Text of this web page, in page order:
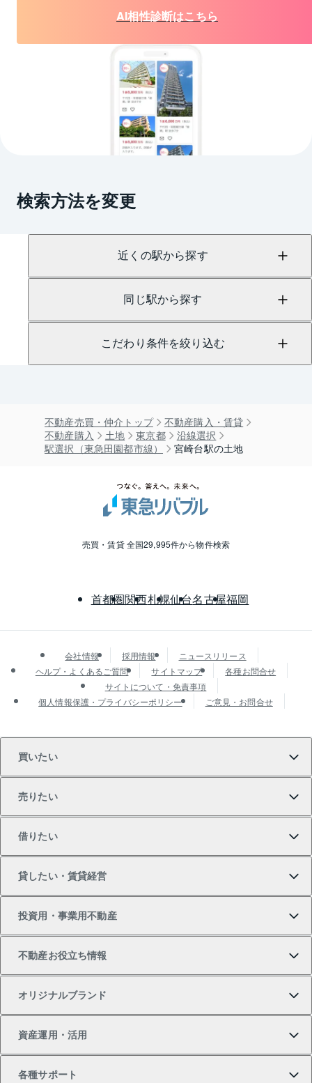
AI相性診断はこちら
検索方法を変更
近くの駅から探す
同じ駅から探す
こだわり条件を絞り込む
不動産売買・仲介トップ
不動産購入・賃貸
不動産購入
土地 東京都
沿線選択
駅選択（東急田園都市線）
宮崎台駅の土地
売買・賃貸 全国29,995件から物件検索
首都圏関西札幌仙台名古屋福岡
会社情報 採用情報
ニュースリリース
ヘルプ・よくあるご質問
サイトマップ
各種お問合せ
サイトについて・免責事項
個人情報保護・プライバシーポリシー
ご意見・お問合せ
買いたい
新築・分譲マンションの購入
中古マンションの購入
売りたい
マンションの売却・査定
一戸建ての売却・査定
借りたい
借りたいTOP
物件を借りる
貸したい・賃貸経営
貸したいTOP
投資用・事業用不動産
不動産お役立ち情報
オリジナルブランド
一棟リノベーションマンション L`GENTE（ルジェン
資産運用・活用
各種サポート